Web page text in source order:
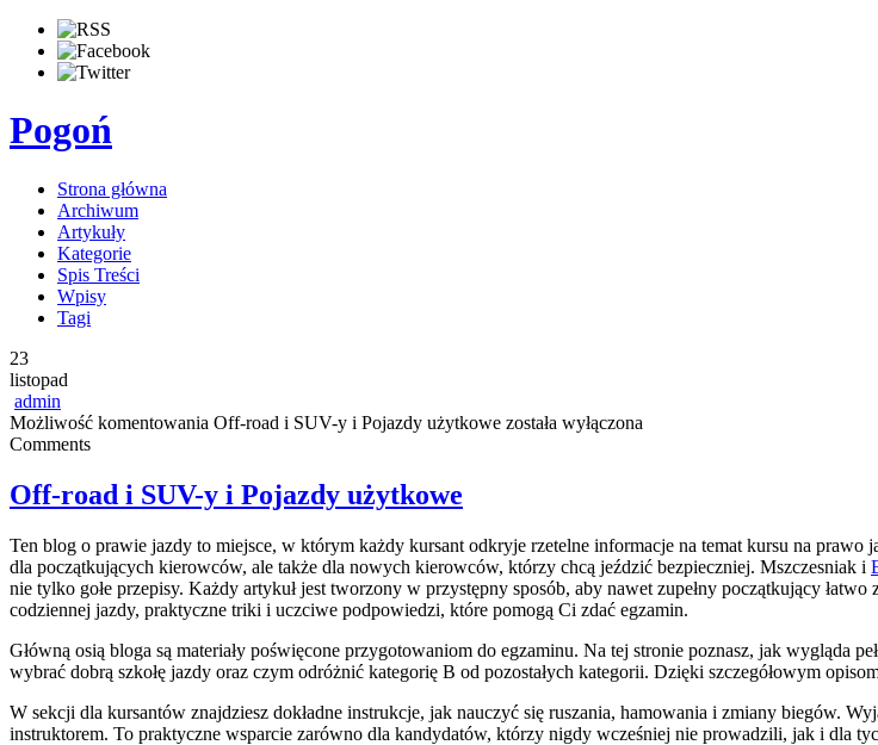
Pogoń
Strona główna
Archiwum
Artykuły
Kategorie
Spis Treści
Wpisy
Tagi
23
listopad
admin
Możliwość komentowania Off-road i SUV-y i Pojazdy użytkowe została wyłączona
Comments
Off-road i SUV-y i Pojazdy użytkowe
Ten blog o prawie jazdy to miejsce, w którym każdy kursant odkryje rzetelne informacje na temat kursu na
dla początkujących kierowców, ale także dla nowych kierowców, którzy chcą jeździć bezpieczniej. Mszczesniak i
nie tylko gołe przepisy. Każdy artykuł jest tworzony w przystępny sposób, aby nawet zupełny początkujący
codziennej jazdy, praktyczne triki i uczciwe podpowiedzi, które pomogą Ci zdać egzamin.
Główną osią bloga są materiały poświęcone przygotowaniom do egzaminu. Na tej stronie poznasz, jak wygląda
wybrać dobrą szkołę jazdy oraz czym odróżnić kategorię B od pozostałych kategorii. Dzięki szczegółowym
W sekcji dla kursantów znajdziesz dokładne instrukcje, jak nauczyć się ruszania, hamowania i zmiany biegów.
instruktorem. To praktyczne wsparcie zarówno dla kandydatów, którzy nigdy wcześniej nie prowadzili, jak i dla